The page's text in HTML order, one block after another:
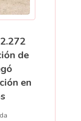
de
en